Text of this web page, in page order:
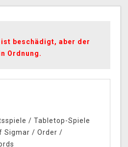
ist beschädigt, aber der
Ordnung.
/ Tabletop-Spiele
Sigmar / Order /